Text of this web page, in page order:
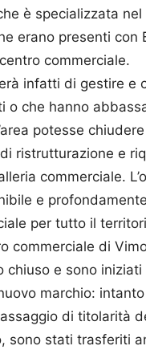
è specializzata
erano presenti con
commerciale.
infatti di gestire e
o che hanno
potesse
ristrutturazione e
commerciale.
e
per tutto il
commerciale di
chiuso e sono
marchio:
di titolarità
sono stati trasferiti